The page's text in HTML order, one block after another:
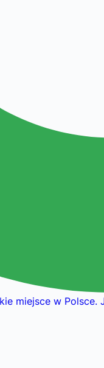
miejsce w